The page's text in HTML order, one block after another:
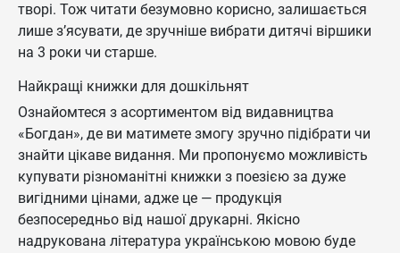
творі. Тож читати безумовно корисно, залишається
лише з’ясувати, де зручніше вибрати дитячі віршики
на 3 роки чи старше.
Найкращі книжки для дошкільнят
Ознайомтеся з асортиментом від видавництва
«Богдан», де ви матимете змогу зручно підібрати чи
знайти цікаве видання. Ми пропонуємо можливість
купувати різноманітні книжки з поезією за дуже
вигідними цінами, адже це — продукція
безпосередньо від нашої друкарні. Якісно
надрукована література українською мовою буде